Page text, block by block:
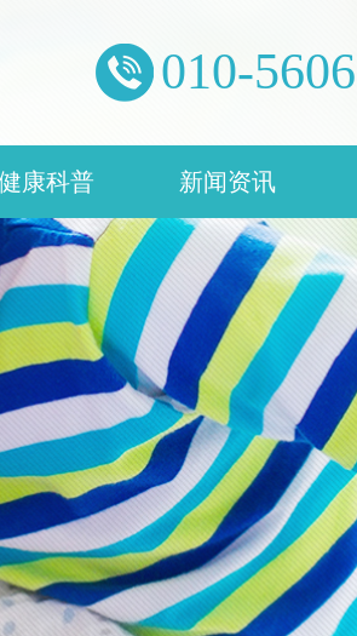
010-5606
康科普 新闻资讯